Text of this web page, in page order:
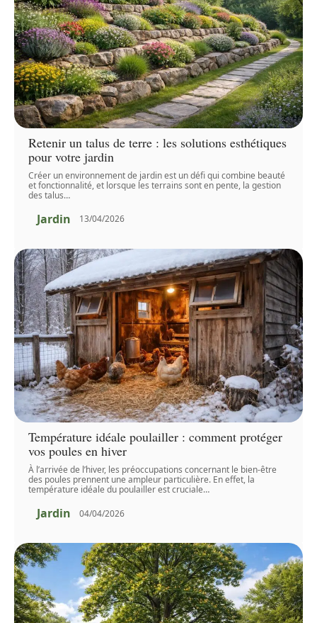
Retenir un talus de terre : les solutions esthétiques
pour votre jardin
Créer un environnement de jardin est un défi qui combine beauté
et fonctionnalité, et lorsque les terrains sont en pente, la gestion
des talus…
Jardin 13/04/2026
Température idéale poulailler : comment protéger
vos poules en hiver
À l’arrivée de l’hiver, les préoccupations concernant le bien-être
des poules prennent une ampleur particulière. En effet, la
température idéale du poulailler est cruciale…
Jardin 04/04/2026